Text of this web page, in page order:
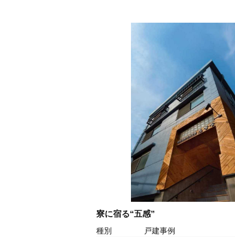
寮に宿る“五感”
種別
戸建事例